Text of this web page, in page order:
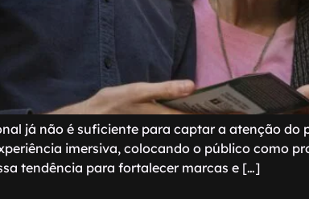
já não é suficiente para captar a atenção do
imersiva, colocando o público como
tendência para fortalecer marcas e […]